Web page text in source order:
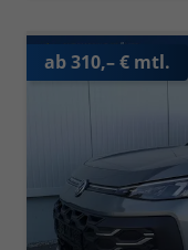
ab 310,– € mtl.